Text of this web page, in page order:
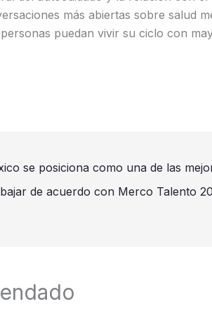
más abiertas sobre salud
puedan vivir su ciclo con
se posiciona como una de las
de acuerdo con Merco Talento